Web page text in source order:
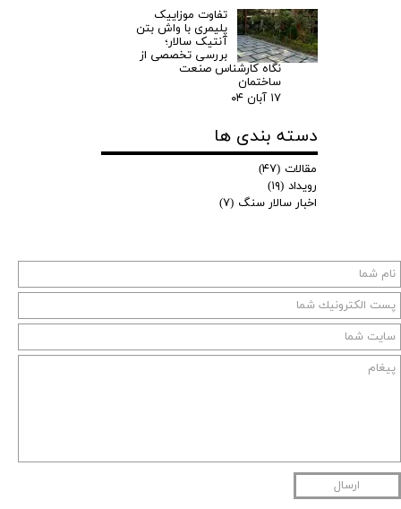
ارسال
تفاوت موزاییک
پلیمری با واش بتن
آنتیک سالار؛
بررسی تخصصی از
نگاه کارشناس صنعت
ساختمان
۱۷ آبان ۰۴
دسته بندی ها
مقالات (۴۷)
رویداد (۱۹)
اخبار سالار سنگ (۷)